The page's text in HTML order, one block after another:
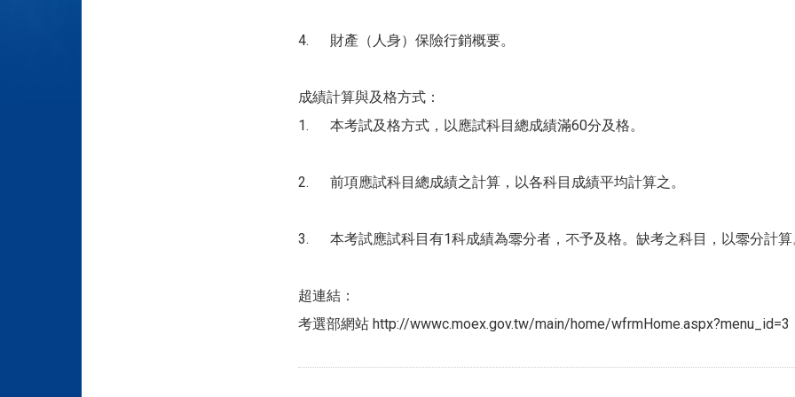
4. 財產（人身）保險行銷概要。
成績計算與及格方式：
1. 本考試及格方式，以應試科目總成績滿60分及格。
2. 前項應試科目總成績之計算，以各科目成績平均計算之。
3. 本考試應試科目有1科成績為零分者，不予及格。缺考之科目，以零分計算
超連結：
考選部網站 http://wwwc.moex.gov.tw/main/home/wfrmHome.aspx?menu_id=3